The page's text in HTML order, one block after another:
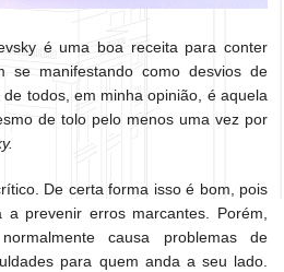
é uma boa receita para conter
se manifestando como desvios de
todos, em minha opinião, é aquela
de tolo pelo menos uma vez por
De certa forma isso é bom, pois
prevenir erros marcantes. Porém,
causa problemas de
para quem anda a seu lado.